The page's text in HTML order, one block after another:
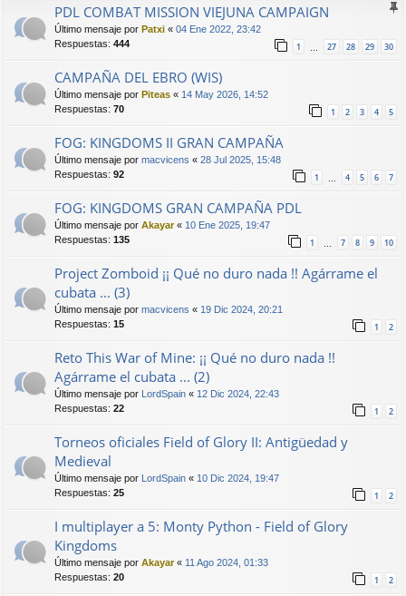
PDL COMBAT MISSION VIEJUNA CAMPAIGN
Último mensaje por Patxi « 04 Ene 2022, 23:42
Respuestas: 444 1 27 28 29 30
CAMPAÑA DEL EBRO (WIS)
Último mensaje por Piteas « 14 May 2026, 14:52
Respuestas: 70 1 2 3 4 5
FOG: KINGDOMS II GRAN CAMPAÑA
Último mensaje por macvicens « 28 Jul 2025, 15:48
Respuestas: 92 1 4 5 6 7
FOG: KINGDOMS GRAN CAMPAÑA PDL
Último mensaje por Akayar« 10 Ene 2025, 19:47
Respuestas: 135 1 … 7 8 9 10
Project Zomboid ¡¡ Qué no duro nada !! Agárrame el
cubata ... (3)
Último mensaje por macvicens « 19 Dic 2024, 20:21
Respuestas: 15 1 2
Reto This War of Mine: ¡¡ Qué no duro nada !!
Agárrame el cubata ... (2)
Último mensaje por LordSpain « 12 Dic 2024, 22:43
Respuestas: 22 1 2
Torneos oficiales Field of Glory II: Antigüedad y
Medieval
Último mensaje por LordSpain « 10 Dic 2024, 19:47
Respuestas: 25 1 2
I multiplayer a 5: Monty Python - Field of Glory
Kingdoms
Último mensaje por Akayar« 11 Ago 2024, 01:33
Respuestas: 20 1 2